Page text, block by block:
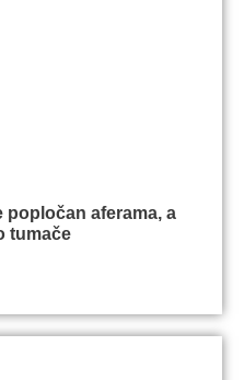
popločan aferama, a
tumače